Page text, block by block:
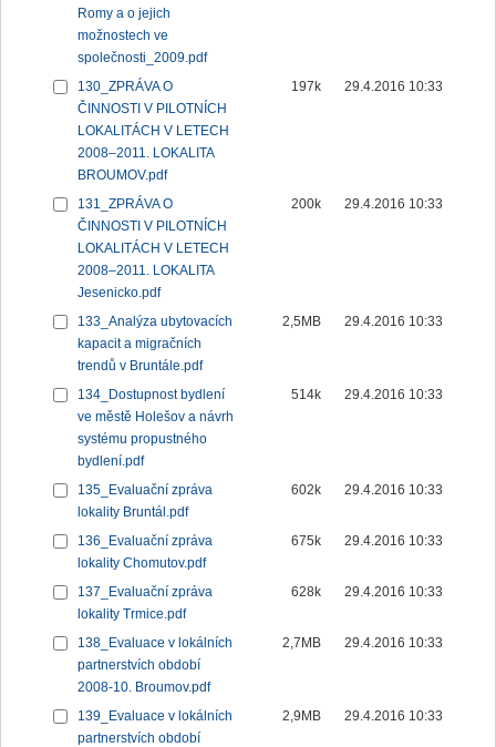
Romy a o jejich
možnostech ve
společnosti_2009.pdf
130_ZPRÁVA O
ČINNOSTI V PILOTNÍCH
LOKALITÁCH V LETECH
2008–2011. LOKALITA
BROUMOV.pdf
197k 29.4.2016 10:33
131_ZPRÁVA O
ČINNOSTI V PILOTNÍCH
LOKALITÁCH V LETECH
2008–2011. LOKALITA
Jesenicko.pdf
200k 29.4.2016 10:33
133_Analýza ubytovacích
kapacit a migračních
trendů v Bruntále.pdf
2,5MB 29.4.2016 10:33
134_Dostupnost bydlení
ve městě Holešov a návrh
systému propustného
bydlení.pdf
514k 29.4.2016 10:33
135_Evaluační zpráva
lokality Bruntál.pdf
602k 29.4.2016 10:33
136_Evaluační zpráva
lokality Chomutov.pdf
675k 29.4.2016 10:33
137_Evaluační zpráva
lokality Trmice.pdf
628k 29.4.2016 10:33
138_Evaluace v lokálních
partnerstvích období
2008-10. Broumov.pdf
2,7MB 29.4.2016 10:33
139_Evaluace v lokálních
partnerstvích období
2,9MB 29.4.2016 10:33